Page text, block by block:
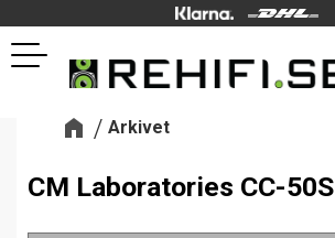
Meny
Arkivet
CM Laboratories CC-50S